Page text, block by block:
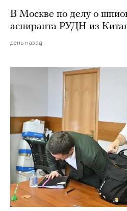
В Москве по делу о
аспиранта РУДН из
день назад